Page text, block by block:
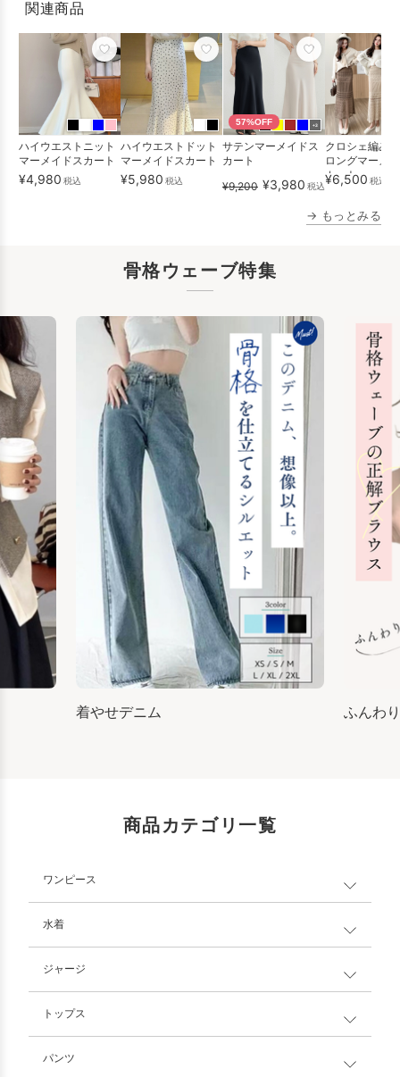
関連商品
ハイウエストニット
マーメイドスカート
¥4,980 税込
ハイウエストドット
マーメイドスカート
¥5,980 税込
+3
57%OFF
サテンマーメイドス
カート
¥9,200 ¥3,980 税込
クロシェ編み
ロングマーメ
カート
¥6,500 税込
→ もっとみる
骨格ウェーブ特集
着やせデニム ふんわ
商品カテゴリ一覧
ワンピース
水着
ジャージ
トップス
パンツ